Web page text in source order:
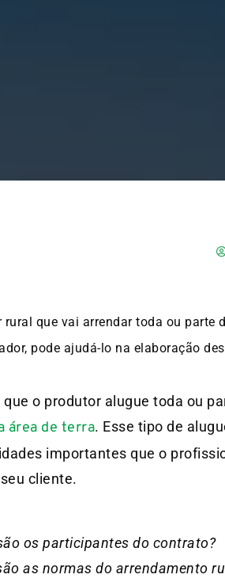
rural que vai arrendar toda ou parte
pode ajudá-lo na elaboração
que o produtor alugue toda ou
área de terra. Esse tipo de
importantes que o
cliente.
os participantes do contrato?
as normas do arrendamento